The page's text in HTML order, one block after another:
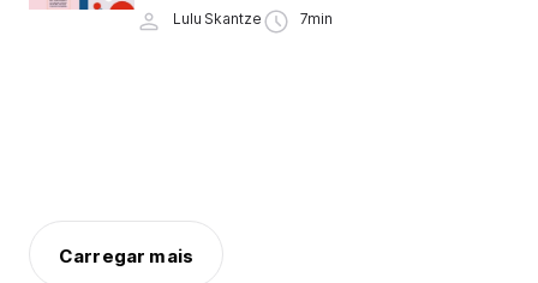
Lulu Skantze 7min
Carregar mais